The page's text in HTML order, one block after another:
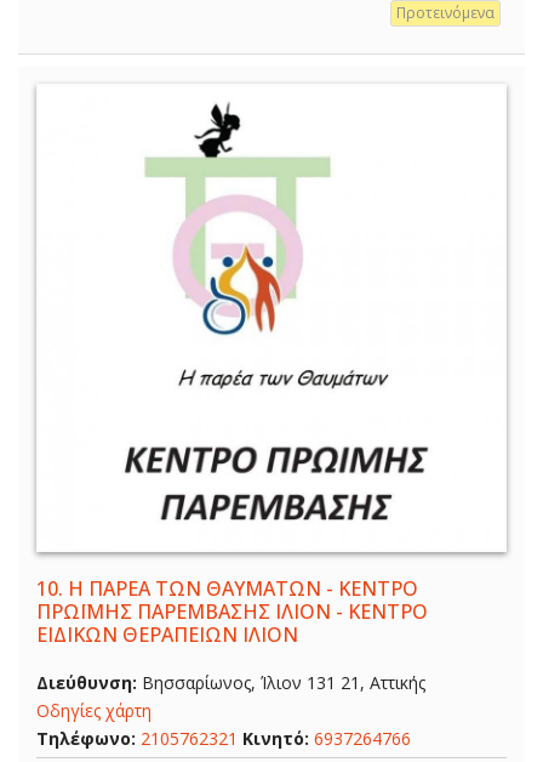
Προτεινόμενα
10. Η ΠΑΡΕΑ ΤΩΝ ΘΑΥΜΑΤΩΝ - ΚΕΝΤΡΟ
ΠΡΩΪΜΗΣ ΠΑΡΕΜΒΑΣΗΣ ΙΛΙΟΝ - ΚΕΝΤΡΟ
ΕΙΔΙΚΩΝ ΘΕΡΑΠΕΙΩΝ ΙΛΙΟΝ
Διεύθυνση: Βησσαρίωνος, Ίλιον 131 21, Αττικής
Οδηγίες χάρτη
Τηλέφωνο: 2105762321 Κινητό: 6937264766